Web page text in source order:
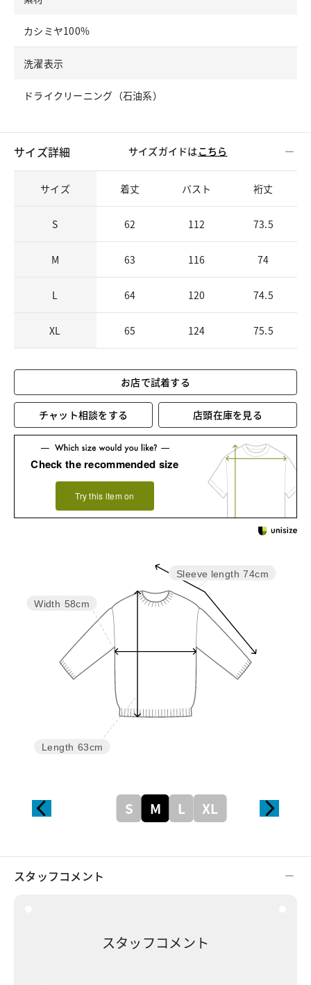
カシミヤ100%
洗濯表示
ドライクリーニング（石油系）
サイズ詳細 サイズガイドはこちら
サイズ 着丈 バスト 裄丈
S 62 112 73.5
M 63 116 74
L 64 120 74.5
XL 65 124 75.5
お店で試着する
チャット相談をする 店頭在庫を見る
Check the recommended size
Try this item on
Sleeve length 74cm
Length 63cm
Width 58cm
S M L XL
スタッフコメント
スタッフコメント